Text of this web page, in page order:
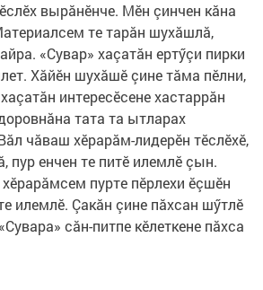
вырăнӗнче. Мӗн çинчен кăна
те тарăн шухăшлă,
«Сувар» хаçатăн ертӳçи пирки
Хăйӗн шухăшӗ çине тăма пӗлни,
интересӗсене хастаррăн
тата та ытларах
чăваш хӗрарăм-лидерӗн тӗслӗхӗ,
пур енчен те питӗ илемлӗ çын.
пурте пӗрлехи ӗçшӗн
илемлӗ. Çакăн çине пăхсан шӳтлӗ
сăн-питпе кӗлеткене пăхса